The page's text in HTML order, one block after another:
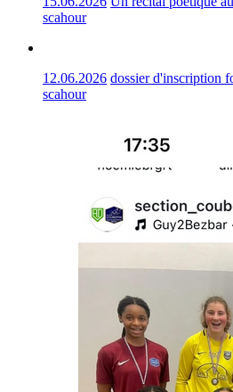
scahour
12.06.2026 dossier d'inscription
scahour